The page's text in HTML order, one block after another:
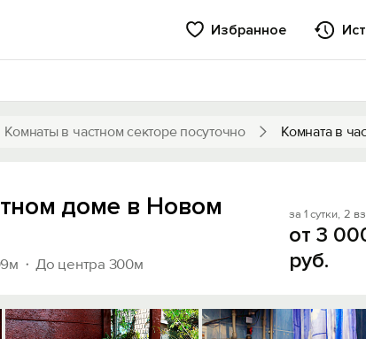
Избранное
Комнаты в частном секторе посуточно Комната в
доме в Новом
До центра 300м
за 1 сутки, 2
от 3
руб.